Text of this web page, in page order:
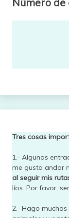
Tres cosas
1.- Algunas
me gusta andar
al seguir mis
líos. Por favor,
2.- Hago